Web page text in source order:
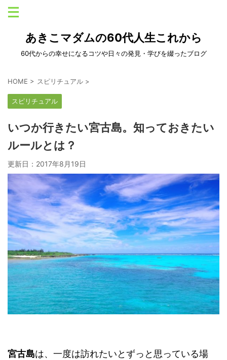
あきこマダムの60代人生これから
60代からの幸せになるコツや日々の発見・学びを綴ったブログ
HOME > スピリチュアル >
スピリチュアル
いつか行きたい宮古島。知っておきたい
ルールとは？
更新日： 2017年8月19日
宮古島は、一度は訪れたいとずっと思っている場